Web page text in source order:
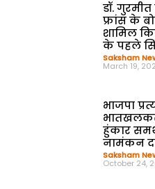
डॉ. गुरमीत
फ्रांस के
शामिल
के पहले
Saksham
March 19,
भाजपा
हुंकार
नामंकन
Saksham
October 24,